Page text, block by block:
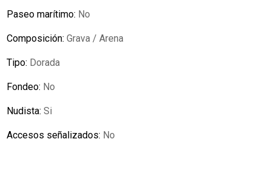
Paseo marítimo: No
Composición:Grava / Arena
Tipo: Dorada
Fondeo: No
Nudista:Si
Accesos señalizados: No